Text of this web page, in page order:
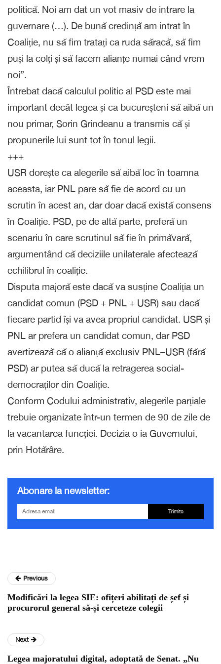
politică. Noi am dat un vot masiv de intrare la
guvernare (…). De bună credință am intrat în
Coaliție, nu să fim tratați ca ruda săracă, să fim
puși la colți și să facem alianțe numai când vrem
noi”.
Întrebat dacă calculul politic al PSD este mai
important decât legea și ca bucureșteni să aibă un
nou primar, Sorin Grindeanu a transmis că și
propunerile lui sunt tot în tonul legii.
+++
USR dorește ca alegerile să aibă loc în toamna
aceasta, iar PNL pare să fie de acord cu un
scrutin în acest an, dar doar dacă există consens
în Coaliție. PSD, pe de altă parte, preferă un
scenariu în care scrutinul să fie în primăvară,
argumentând că deciziile unilaterale afectează
echilibrul în coaliție.
Disputa majoră este dacă va susține Coaliția un
candidat comun (PSD + PNL + USR) sau dacă
fiecare partid își va avea propriul candidat. USR și
PNL ar prefera un candidat comun, dar PSD
avertizează că o alianță exclusiv PNL–USR (fără
PSD) ar putea să ducă la retragerea social-
democraților din Coaliție.
Conform Codului administrativ, alegerile parțiale
trebuie organizate într-un termen de 90 de zile de
la vacantarea funcției. Decizia o ia Guvernului,
prin Hotărâre.
Abonare la newsletter:
Trimite
Previous
Modificări la legea SIE: ofițeri abilitați de șef și
procurorul general să-și cerceteze colegii
Next
Legea majoratului digital, adoptată de Senat. „Nu